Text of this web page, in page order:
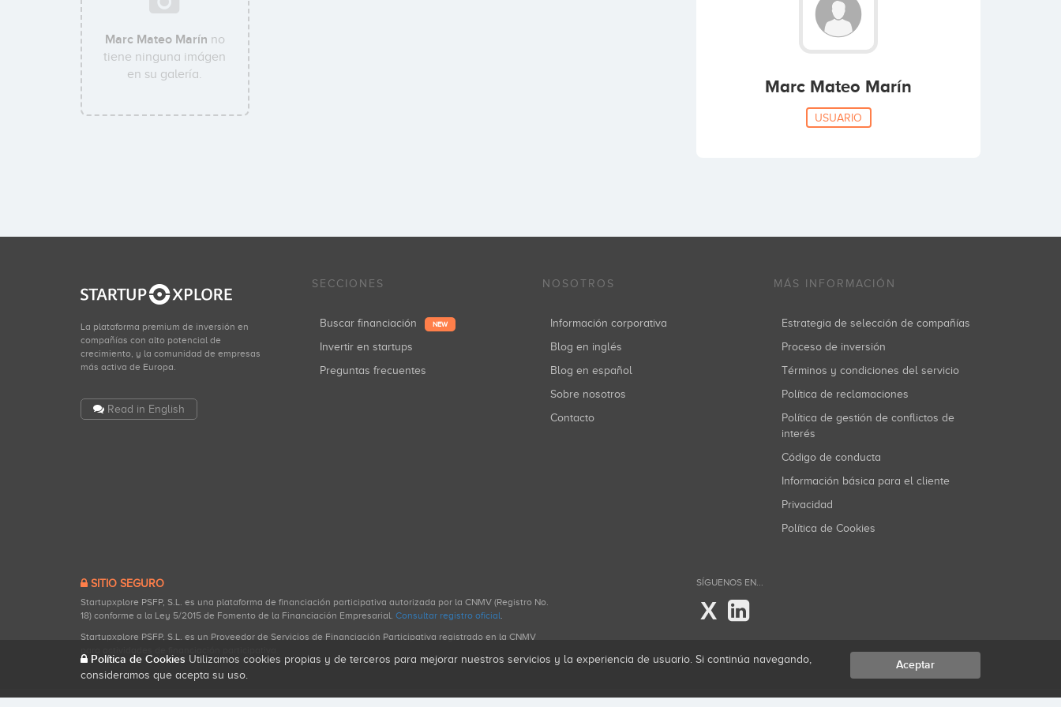
Marc Mateo Marín no
tiene ninguna imágen
en su galería.
Marc Mateo Marín
USUARIO
La plataforma premium de inversión en
compañías con alto potencial de
crecimiento, y la comunidad de empresas
más activa de Europa.
Read in English
SECCIONES
Buscar financiación NEW
Invertir en startups
Preguntas frecuentes
NOSOTROS
Información corporativa
Blog en inglés
Blog en español
Sobre nosotros
Contacto
MÁS INFORMACIÓN
Estrategia de selección de compañías
Proceso de inversión
Términos y condiciones del servicio
Política de reclamaciones
Política de gestión de conflictos de
interés
Código de conducta
Información básica para el cliente
Privacidad
Política de Cookies
SITIO SEGURO
Startupxplore PSFP, S.L. es una plataforma de financiación participativa autorizada por la CNMV (Registro No.
18) conforme a la Ley 5/2015 de Fomento de la Financiación Empresarial. Consultar registro oficial.
Startupxplore PSFP, S.L. es un Proveedor de Servicios de Financiación Participativa registrado en la CNMV
SÍGUENOS EN...
X
Política de Cookies Utilizamos cookies propias y de terceros para mejorar nuestros servicios y la experiencia de usuario. Si continúa navegando,
consideramos que acepta su uso.
Aceptar